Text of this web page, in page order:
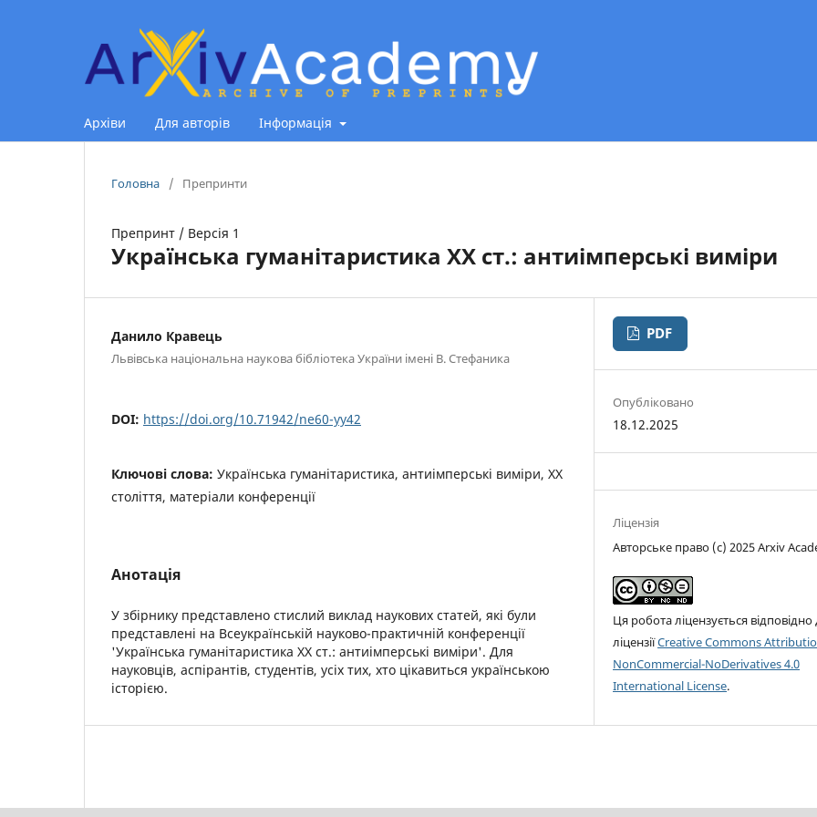
Архіви Для авторів Інформація
Головна / Препринти
Препринт / Версія 1
Українська гуманітаристика ХХ ст.: антиімперські виміри
Данило Кравець
Львівська національна наукова бібліотека України імені В. Стефаника
DOI: https://doi.org/10.71942/ne60-yy42
Ключові слова: Українська гуманітаристика, антиімперські виміри, ХХ
століття, матеріали конференції
Анотація
У збірнику представлено стислий виклад наукових статей, які були
представлені на Всеукраїнській науково-практичній конференції
'Українська гуманітаристика ХХ ст.: антиімперські виміри'. Для
науковців, аспірантів, студентів, усіх тих, хто цікавиться українською
історією.
PDF
Опубліковано
18.12.2025
Ліцензія
Авторське право (c) 2025 Arxiv
Ця робота ліцензується відповідно
ліцензіїCreative Commons
NonCommercial-NoDerivatives 4.0
International License.